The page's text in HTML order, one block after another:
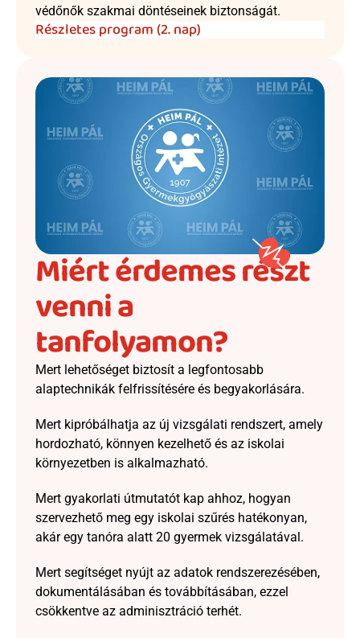
védőnők szakmai döntéseinek biztonságát.
Részletes program (2. nap)
Miért érdemes részt
venni a
tanfolyamon?
Mert lehetőséget biztosít a legfontosabb
alaptechnikák felfrissítésére és begyakorlására.
Mert kipróbálhatja az új vizsgálati rendszert, amely
hordozható, könnyen kezelhető és az iskolai
környezetben is alkalmazható.
Mert gyakorlati útmutatót kap ahhoz, hogyan
szervezhető meg egy iskolai szűrés hatékonyan,
akár egy tanóra alatt 20 gyermek vizsgálatával.
Mert segítséget nyújt az adatok rendszerezésében,
dokumentálásában és továbbításában, ezzel
csökkentve az adminisztráció terhét.